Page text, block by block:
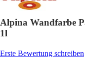
Alpina Wandfarbe
1l
Erste Bewertung schreiben